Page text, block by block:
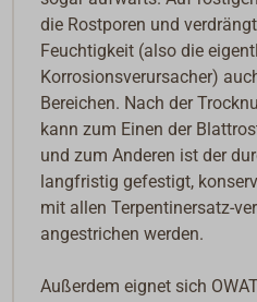
die Rostporen und
Feuchtigkeit (also die
Korrosionsverursacher)
Bereichen. Nach der
kann zum Einen der
und zum Anderen ist der
langfristig gefestigt,
mit allen Terpentinersatz-
angestrichen werden.
Außerdem eignet sich